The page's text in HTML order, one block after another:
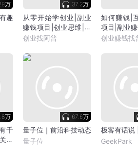
万
趣
37.2万
从零开始学创业|副业
赚钱项目|创业思维|挣
钱|抖音运营
创业找阿普
如何赚钱|
项目|副业
创业赚钱找
万
千
心
67.6万
量子位｜前沿科技动态
量子位
极客有话说
GeekPark